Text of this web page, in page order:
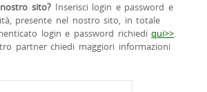
sito? Inserisci login e password e
presente nel nostro sito, in totale
login e password richiediqui>>.
partner chiedi maggiori informazioni